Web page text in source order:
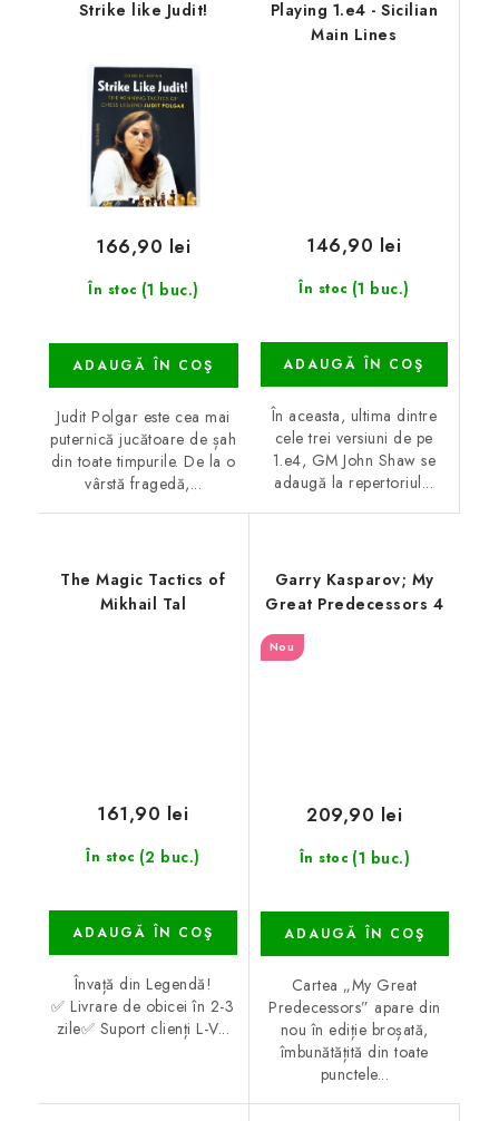
Strike like Judit!
În stoc (1 buc.)
166,90 lei
ADAUGĂ ÎN COŞ
Judit Polgar este cea mai
puternică jucătoare de șah
din toate timpurile. De la o
vârstă fragedă,...
Playing 1.e4 - Sicilian
Main Lines
În stoc (1 buc.)
146,90 lei
ADAUGĂ ÎN COŞ
În aceasta, ultima dintre
cele trei versiuni de pe
1.e4, GM John Shaw se
adaugă la repertoriul...
The Magic Tactics of
Mikhail Tal
În stoc (2 buc.)
161,90 lei
ADAUGĂ ÎN COŞ
Învață din Legendă!
✅ Livrare de obicei în 2-3
zile✅ Suport clienți L-V...
Garry Kasparov; My
Great Predecessors 4
Nou
În stoc (1 buc.)
209,90 lei
ADAUGĂ ÎN COŞ
Cartea „My Great
Predecessors” apare din
nou în ediție broșată,
îmbunătățită din toate
punctele...